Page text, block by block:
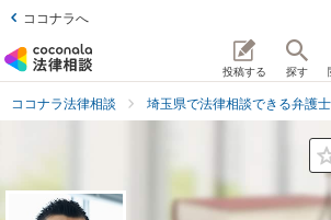
ココナラへ
投稿する 探す
ココナラ法律相談 埼玉県で法律相談できる弁護士